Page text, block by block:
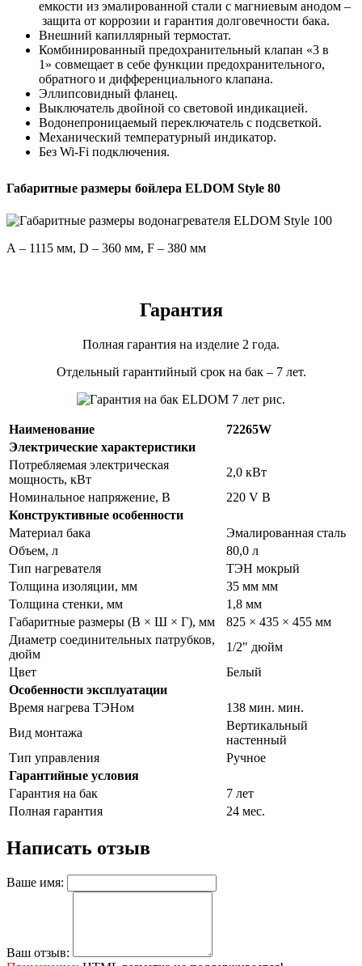
емкости из эмалированной стали с магниевым анодом –
защита от коррозии и гарантия долговечности бака.
Внешний капиллярный термостат.
Комбинированный предохранительный клапан «3 в
1» совмещает в себе функции предохранительного,
обратного и дифференциального клапана.
Эллипсовидный фланец.
Выключатель двойной со световой индикацией.
Водонепроницаемый переключатель с подсветкой.
Механический температурный индикатор.
Без Wi-Fi подключения.
Габаритные размеры бойлера ELDOM Style 80
А – 1115 мм, D – 360 мм, F – 380 мм
Гарантия
Полная гарантия на изделие 2 года.
Отдельный гарантийный срок на бак – 7 лет.
Наименование
72265W
Электрические характеристики
Потребляемая электрическая
мощность, кВт
2,0 кВт
Номинальное напряжение, В
220 V В
Конструктивные особенности
Материал бака
Эмалированная сталь
Объем, л
80,0 л
Тип нагревателя
ТЭН мокрый
Толщина изоляции, мм
35 мм мм
Толщина стенки, мм
1,8 мм
Габаритные размеры (В × Ш × Г), мм
825 × 435 × 455 мм
Диаметр соединительных патрубков,
дюйм
1/2" дюйм
Цвет
Белый
Особенности эксплуатации
Время нагрева ТЭНом
138 мин. мин.
Вид монтажа
Вертикальный
настенный
Тип управления
Ручное
Гарантийные условия
Гарантия на бак
7 лет
Полная гарантия
24 мес.
Написать отзыв
Ваше имя:
Ваш отзыв: